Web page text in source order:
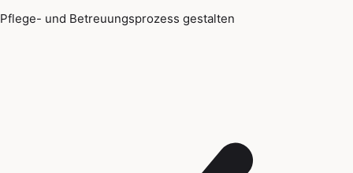
Pflege- und Betreuungsprozess gestalten